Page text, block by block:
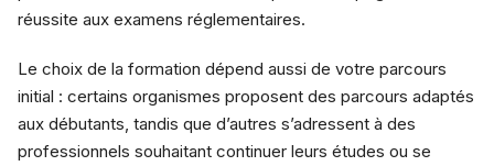
réussite aux examens réglementaires.
Le choix de la formation dépend aussi de votre parcours
initial : certains organismes proposent des parcours adaptés
aux débutants, tandis que d’autres s’adressent à des
professionnels souhaitant continuer leurs études ou se